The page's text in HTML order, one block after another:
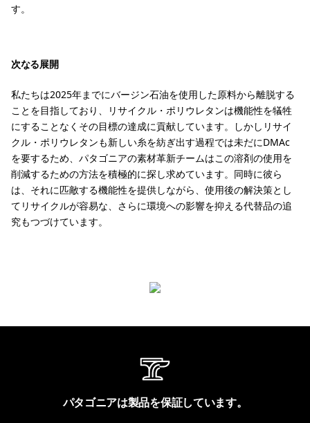
す。
次なる展開
私たちは2025年までにバージン石油を使用した原料から離脱する
ことを目指しており、リサイクル・ポリウレタンは機能性を犠牲
にすることなくその目標の達成に貢献しています。しかしリサイ
クル・ポリウレタンも新しい糸を紡ぎ出す過程では未だにDMAc
を要するため、パタゴニアの素材革新チームはこの溶剤の使用を
削減するための方法を積極的に探し求めています。同時に彼ら
は、それに匹敵する機能性を提供しながら、使用後の解決策とし
てリサイクルが容易な、さらに環境への影響を抑える代替品の追
究もつづけています。
パタゴニアは製品を保証しています。